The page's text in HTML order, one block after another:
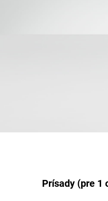
Prísady (pre 1